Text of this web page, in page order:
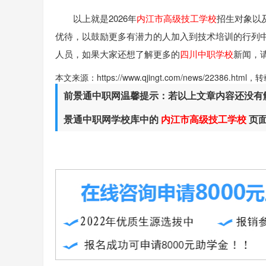
以上就是2026年内江市高级技工学校招生对象以
优待，以鼓励更多有潜力的人加入到技术培训的行
人员，如果大家还想了解更多的四川中职学校新闻，
本文来源：https://www.qjingt.com/news/22386.html，
前景通中职网温馨提示：若以上文章内容还没
景通中职网学校库中的 内江市高级技工学校页